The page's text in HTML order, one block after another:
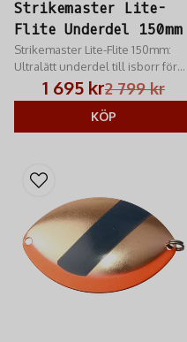
Strikemaster Lite-
Flite Underdel 150mm
Strikemaster Lite-Flite 150mm:
Ultralätt underdel till isborr för
skruvdragare. Med Mora-skär
och issläppande syntetspiral för
smidigt isfiske.
2 799 kr
1 695 kr
KÖP